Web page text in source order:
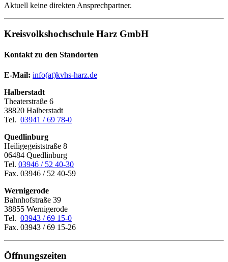
Aktuell keine direkten Ansprechpartner.
Kreisvolkshochschule Harz GmbH
Kontakt zu den Standorten
E-Mail: info(at)kvhs-harz.de
Halberstadt
Theaterstraße 6
38820 Halberstadt
Tel. 03941 / 69 78-0
Quedlinburg
Heiligegeiststraße 8
06484 Quedlinburg
Tel. 03946 / 52 40-30
Fax. 03946 / 52 40-59
Wernigerode
Bahnhofstraße 39
38855 Wernigerode
Tel. 03943 / 69 15-0
Fax. 03943 / 69 15-26
Öffnungszeiten